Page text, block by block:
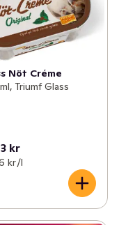
Nöt Créme
Triumf Glass
kr
kr /l